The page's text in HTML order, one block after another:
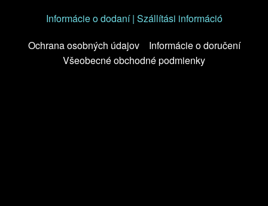
Informácie o dodaní | Szállítási információ
Ochrana osobných údajov
Informácie o doručení
Všeobecné obchodné podmienky